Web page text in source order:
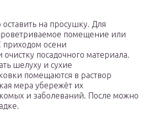
на просушку. Для
помещение или
приходом осени
очистку посадочного материала.
шелуху и сухие
помещаются в раствор
мера убережёт их
и заболеваний. После можно